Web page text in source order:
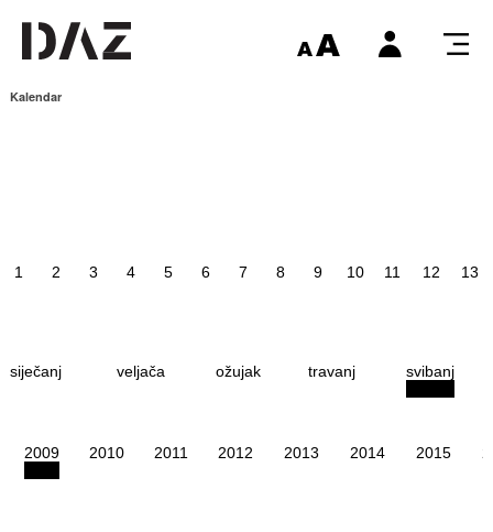
Kalendar
1 2 3 4 5 6 7 8 9 10 11 12 13
siječanj veljača ožujak travanj svibanj
2009 2010 2011 2012 2013 2014 2015